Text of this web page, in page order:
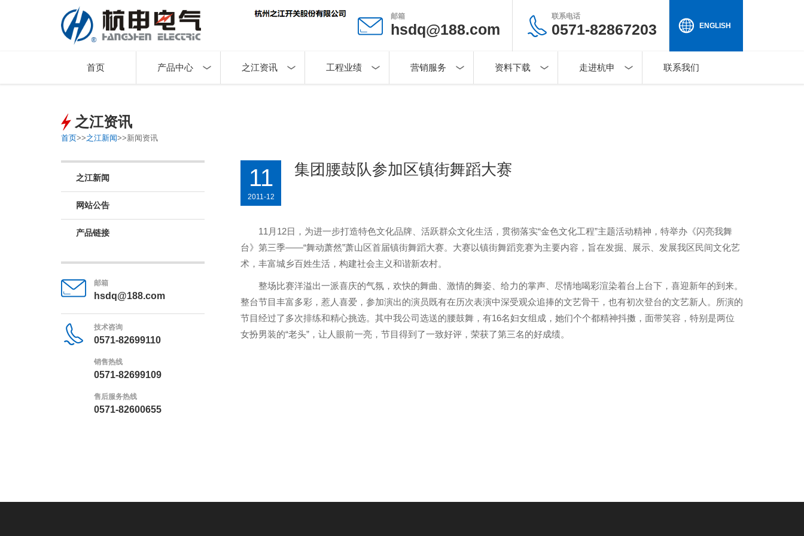
邮箱
hsdq@188.com
联系电话
0571-82867203 ENGLISH
首页 产品中心 之江资讯 工程业绩 营销服务 资料下载 走进杭申 联系我们
之江资讯
首页>>之江新闻>>新闻资讯
之江新闻
网站公告
产品链接
邮箱
hsdq@188.com
技术咨询
0571-82699110
销售热线
0571-82699109
售后服务热线
0571-82600655
11
2011-12
集团腰鼓队参加区镇街舞蹈大赛
11月12日，为进一步打造特色文化品牌、活跃群众文化生活，贯彻落实“金色文化工程”主题活动精神，特举办《闪亮我舞
台》第三季——“舞动萧然”萧山区首届镇街舞蹈大赛。大赛以镇街舞蹈竞赛为主要内容，旨在发掘、展示、发展我区民间文化艺
术，丰富城乡百姓生活，构建社会主义和谐新农村。
整场比赛洋溢出一派喜庆的气氛，欢快的舞曲、激情的舞姿、给力的掌声、尽情地喝彩渲染着台上台下，喜迎新年的到来。
整台节目丰富多彩，惹人喜爱，参加演出的演员既有在历次表演中深受观众追捧的文艺骨干，也有初次登台的文艺新人。所演的
节目经过了多次排练和精心挑选。其中我公司选送的腰鼓舞，有16名妇女组成，她们个个都精神抖擞，面带笑容，特别是两位
女扮男装的“老头”，让人眼前一亮，节目得到了一致好评，荣获了第三名的好成绩。